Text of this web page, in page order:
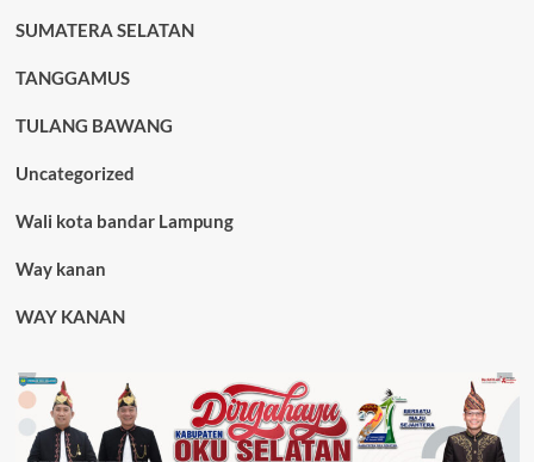
SUMATERA SELATAN
TANGGAMUS
TULANG BAWANG
Uncategorized
Wali kota bandar Lampung
Way kanan
WAY KANAN